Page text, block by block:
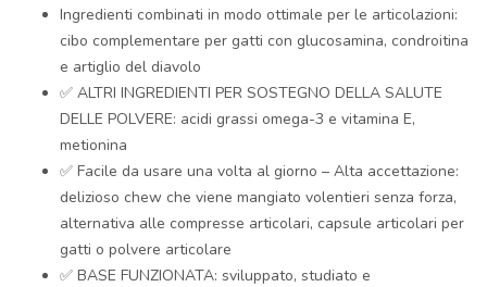
Ingredienti combinati in modo ottimale per le articolazioni:
cibo complementare per gatti con glucosamina, condroitina
e artiglio del diavolo
✅ ALTRI INGREDIENTI PER SOSTEGNO DELLA SALUTE
DELLE POLVERE: acidi grassi omega-3 e vitamina E,
metionina
✅ Facile da usare una volta al giorno – Alta accettazione:
delizioso chew che viene mangiato volentieri senza forza,
alternativa alle compresse articolari, capsule articolari per
gatti o polvere articolare
✅ BASE FUNZIONATA: sviluppato, studiato e